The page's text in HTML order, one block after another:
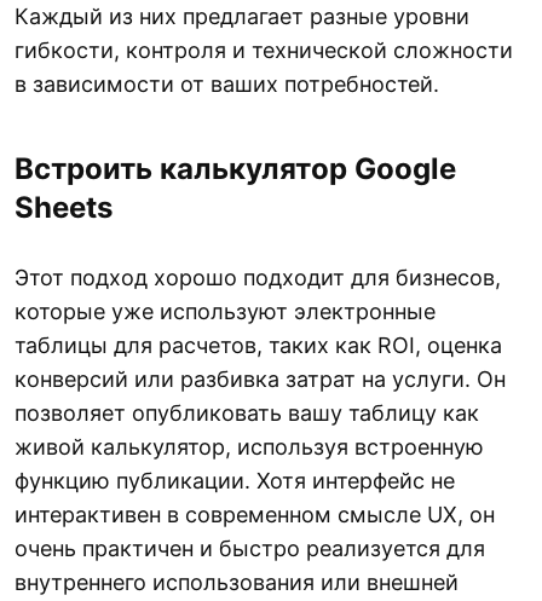
Каждый из них предлагает разные уровни
гибкости, контроля и технической сложности
в зависимости от ваших потребностей.
Встроить калькулятор Google
Sheets
Этот подход хорошо подходит для бизнесов,
которые уже используют электронные
таблицы для расчетов, таких как ROI, оценка
конверсий или разбивка затрат на услуги. Он
позволяет опубликовать вашу таблицу как
живой калькулятор, используя встроенную
функцию публикации. Хотя интерфейс не
интерактивен в современном смысле UX, он
очень практичен и быстро реализуется для
внутреннего использования или внешней